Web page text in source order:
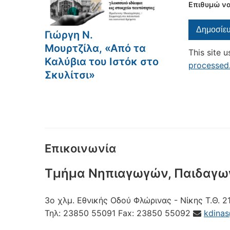
Γιώργη Ν.
Μουρτζίλα, «Από τα
Καλύβια του Ιστόκ στο
Σκυλίτσι»
Επιθυμώ
This site
processed.
Επικοινωνία
Τμήμα Νηπιαγωγών,
3ο χλμ. Εθνικής Οδού Φλώρινας - Νίκης Τ.Θ.
Τηλ: 23850 55091 Fax: 23850 55092